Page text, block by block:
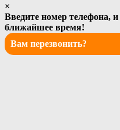
×
Введите номер телефона,
ближайшее время!
Вам перезвонить?